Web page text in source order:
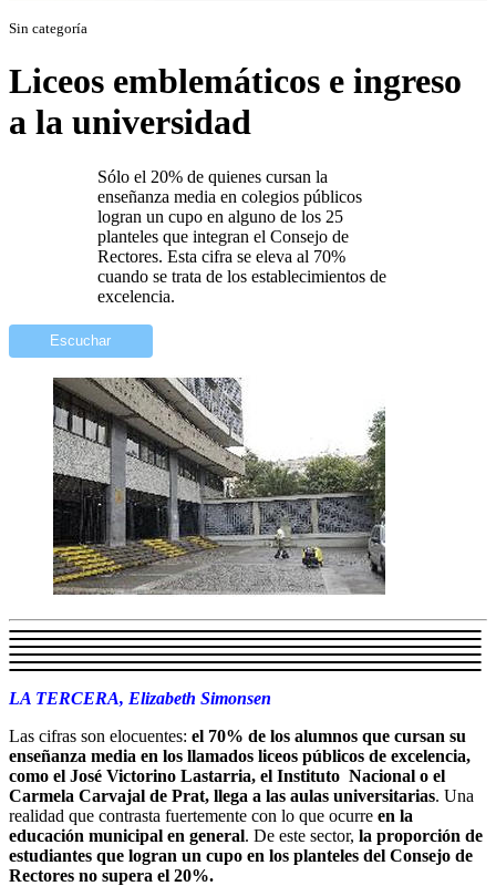
Sin categoría
Liceos emblemáticos e ingreso
a la universidad
Sólo el 20% de quienes cursan la
enseñanza media en colegios públicos
logran un cupo en alguno de los 25
planteles que integran el Consejo de
Rectores. Esta cifra se eleva al 70%
cuando se trata de los establecimientos de
excelencia.
Escuchar
LA TERCERA, Elizabeth Simonsen
Las cifras son elocuentes: el 70% de los alumnos que cursan su
enseñanza media en los llamados liceos públicos de excelencia,
como el José Victorino Lastarria, el Instituto Nacional o el
Carmela Carvajal de Prat, llega a las aulas universitarias. Una
realidad que contrasta fuertemente con lo que ocurre en la
educación municipal en general. De este sector, la proporción de
estudiantes que logran un cupo en los planteles del Consejo de
Rectores no supera el 20%.